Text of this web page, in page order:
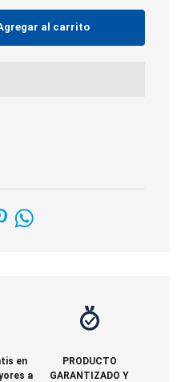
al carrito
en
a
PRODUCTO
GARANTIZADO Y